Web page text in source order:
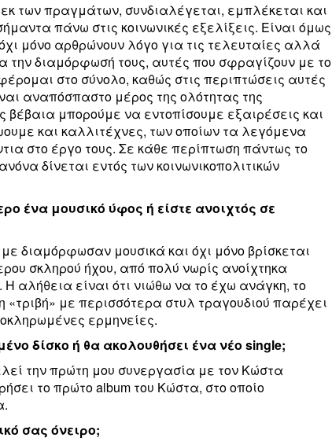
των πραγμάτων, συνδιαλέγεται, εμπλέκεται και
πάνω στις κοινωνικές εξελίξεις. Είναι όμως
μόνο αρθρώνουν λόγο για τις τελευταίες αλλά
την διαμόρφωσή τους, αυτές που σφραγίζουν με το
στο σύνολο, καθώς στις περιπτώσεις αυτές
αναπόσπαστο μέρος της ολότητας της
βέβαια μπορούμε να εντοπίσουμε εξαιρέσεις και
και καλλιτέχνες, των οποίων τα λεγόμενα
στο έργο τους. Σε κάθε περίπτωση πάντως το
δίνεται εντός των κοινωνικοπολιτικών
ένα μουσικό ύφος ή είστε ανοιχτός σε
διαμόρφωσαν μουσικά και όχι μόνο βρίσκεται
σκληρού ήχου, από πολύ νωρίς ανοίχτηκα
αλήθεια είναι ότι νιώθω να το έχω ανάγκη, το
με περισσότερα στυλ τραγουδιού παρέχει
ερμηνείες.
δίσκο ή θα ακολουθήσει ένα νέο single;
την πρώτη μου συνεργασία με τον Κώστα
το πρώτο album του Κώστα, στο οποίο
σας όνειρο;